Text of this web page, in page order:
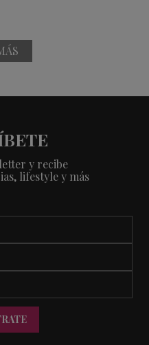
y recibe
lifestyle y más